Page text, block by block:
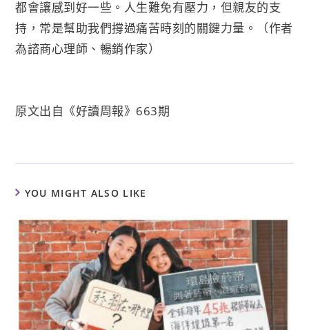
都會讓感到好一些。人生難免有壓力，但親友的支
持，常是幫助我們撐過痛苦時刻的關鍵力量。（作者
為諮商心理師、暢銷作家）
原文出自《好讀周報》 663期
YOU MIGHT ALSO LIKE